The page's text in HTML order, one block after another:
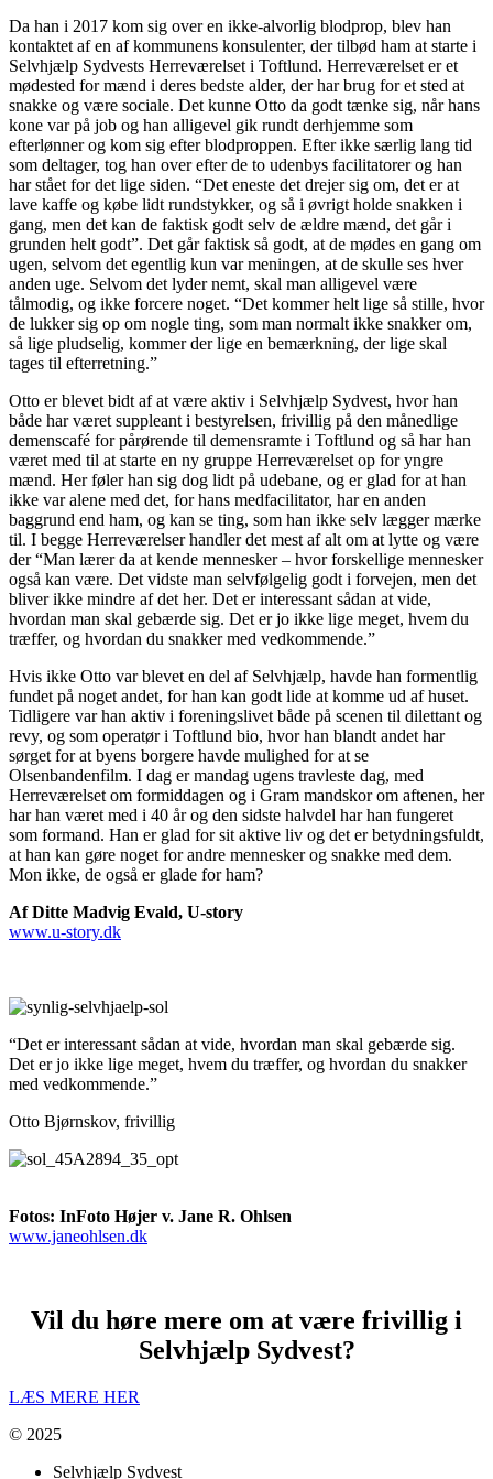
Da han i 2017 kom sig over en ikke-alvorlig blodprop, blev han
kontaktet af en af kommunens konsulenter, der tilbød ham at starte i
Selvhjælp Sydvests Herreværelset i Toftlund. Herreværelset er et
mødested for mænd i deres bedste alder, der har brug for et sted at
snakke og være sociale. Det kunne Otto da godt tænke sig, når hans
kone var på job og han alligevel gik rundt derhjemme som
efterlønner og kom sig efter blodproppen. Efter ikke særlig lang tid
som deltager, tog han over efter de to udenbys facilitatorer og han
har stået for det lige siden. “Det eneste det drejer sig om, det er at
lave kaffe og købe lidt rundstykker, og så i øvrigt holde snakken i
gang, men det kan de faktisk godt selv de ældre mænd, det går i
grunden helt godt”. Det går faktisk så godt, at de mødes en gang om
ugen, selvom det egentlig kun var meningen, at de skulle ses hver
anden uge. Selvom det lyder nemt, skal man alligevel være
tålmodig, og ikke forcere noget. “Det kommer helt lige så stille, hvor
de lukker sig op om nogle ting, som man normalt ikke snakker om,
så lige pludselig, kommer der lige en bemærkning, der lige skal
tages til efterretning.”
Otto er blevet bidt af at være aktiv i Selvhjælp Sydvest, hvor han
både har været suppleant i bestyrelsen, frivillig på den månedlige
demenscafé for pårørende til demensramte i Toftlund og så har han
været med til at starte en ny gruppe Herreværelset op for yngre
mænd. Her føler han sig dog lidt på udebane, og er glad for at han
ikke var alene med det, for hans medfacilitator, har en anden
baggrund end ham, og kan se ting, som han ikke selv lægger mærke
til. I begge Herreværelser handler det mest af alt om at lytte og være
der “Man lærer da at kende mennesker – hvor forskellige mennesker
også kan være. Det vidste man selvfølgelig godt i forvejen, men det
bliver ikke mindre af det her. Det er interessant sådan at vide,
hvordan man skal gebærde sig. Det er jo ikke lige meget, hvem du
træffer, og hvordan du snakker med vedkommende.”
Hvis ikke Otto var blevet en del af Selvhjælp, havde han formentlig
fundet på noget andet, for han kan godt lide at komme ud af huset.
Tidligere var han aktiv i foreningslivet både på scenen til dilettant og
revy, og som operatør i Toftlund bio, hvor han blandt andet har
sørget for at byens borgere havde mulighed for at se
Olsenbandenfilm. I dag er mandag ugens travleste dag, med
Herreværelset om formiddagen og i Gram mandskor om aftenen, her
har han været med i 40 år og den sidste halvdel har han fungeret
som formand. Han er glad for sit aktive liv og det er betydningsfuldt,
at han kan gøre noget for andre mennesker og snakke med dem.
Mon ikke, de også er glade for ham?
Af Ditte Madvig Evald, U-story
www.u-story.dk
“Det er interessant sådan at vide, hvordan man skal gebærde sig.
Det er jo ikke lige meget, hvem du træffer, og hvordan du snakker
med vedkommende.”
Otto Bjørnskov, frivillig
Fotos: InFoto Højer v. Jane R. Ohlsen
www.janeohlsen.dk
Vil du høre mere om at være frivillig i
Selvhjælp Sydvest?
LÆS MERE HER
© 2025
Selvhjælp Sydvest